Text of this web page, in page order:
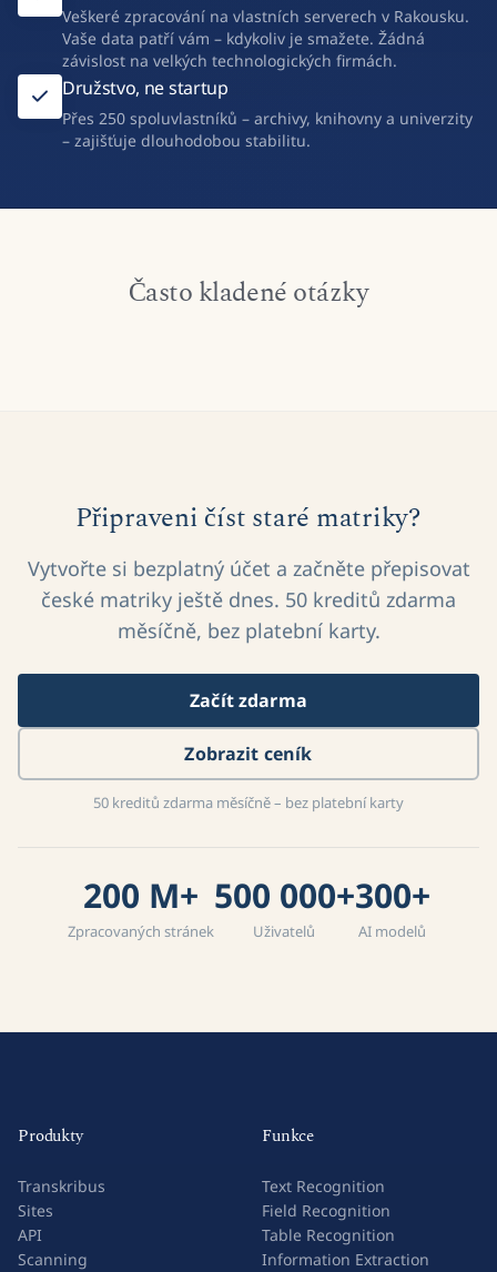
Veškeré zpracování na vlastních serverech v Rakousku.
Vaše data patří vám – kdykoliv je smažete. Žádná
závislost na velkých technologických firmách.
Družstvo, ne startup
Přes 250 spoluvlastníků – archivy, knihovny a univerzity
– zajišťuje dlouhodobou stabilitu.
Často kladené otázky
Připraveni číst staré matriky?
Vytvořte si bezplatný účet a začněte přepisovat
české matriky ještě dnes. 50 kreditů zdarma
měsíčně, bez platební karty.
Začít zdarma
Zobrazit ceník
50 kreditů zdarma měsíčně – bez platební karty
200 M+
Zpracovaných stránek
500 000+
Uživatelů
300+
AI modelů
Produkty
Transkribus
Sites
API
Scanning
Funkce
Text Recognition
Field Recognition
Table Recognition
Information Extraction